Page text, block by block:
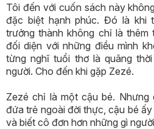
Tôi đến với cuốn sách này
đặc biệt hạnh phúc. Đó là khi
trưởng thành không chỉ là
đối diện với những điều mình
từng nghĩ tuổi thơ là quãng
người. Cho đến khi gặp Zezé.
Zezé chỉ là một cậu bé. Nhưng
đứa trẻ ngoài đời thực, cậu bé
và biết cô đơn hơn những gì